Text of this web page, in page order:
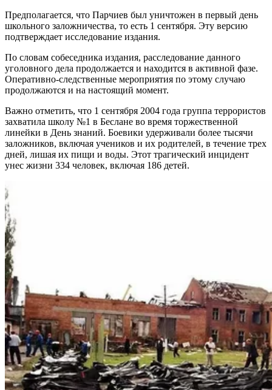
Предполагается, что Парчиев был уничтожен в первый день
школьного заложничества, то есть 1 сентября. Эту версию
подтверждает исследование издания.
По словам собеседника издания, расследование данного
уголовного дела продолжается и находится в активной фазе.
Оперативно-следственные мероприятия по этому случаю
продолжаются и на настоящий момент.
Важно отметить, что 1 сентября 2004 года группа террористов
захватила школу №1 в Беслане во время торжественной
линейки в День знаний. Боевики удерживали более тысячи
заложников, включая учеников и их родителей, в течение трех
дней, лишая их пищи и воды. Этот трагический инцидент
унес жизни 334 человек, включая 186 детей.